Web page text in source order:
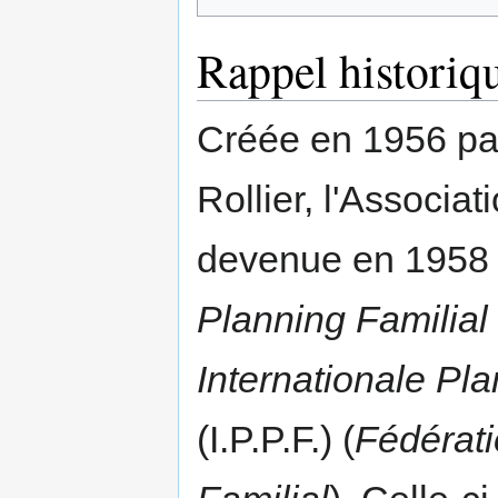
Rappel
Créée en 1956
Rollier,
devenue en
Planning Familial
Internationale
(I.P.P.F.) (